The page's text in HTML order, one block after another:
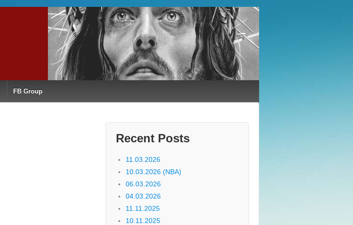
FB Group
Recent Posts
11.03.2026
10.03.2026 (NBA)
06.03.2026
04.03.2026
11.11.2025
10.11.2025